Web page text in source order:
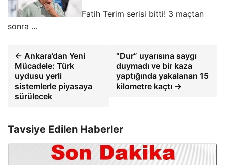
Fatih Terim serisi bitti! 3 maçtan
sonra …
← Ankara’dan Yeni
Mücadele: Türk
uydusu yerli
sistemlerle piyasaya
sürülecek
“Dur” uyarısına saygı
duymadı ve bir kaza
yaptığında yakalanan 15
kilometre kaçtı →
Tavsiye Edilen Haberler